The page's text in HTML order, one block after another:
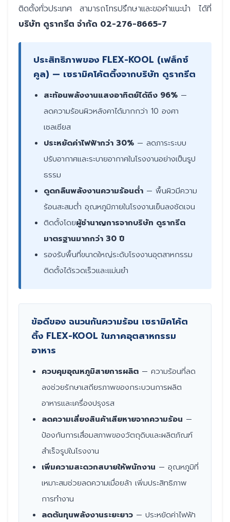
ติดตั้งทั่วประเทศ สามารถโทรปรึกษาและขอคำแนะนำ ได้ที่
บริษัท ดูรากรีต จำกัด 02-276-8665-7
ประสิทธิภาพของ FLEX-KOOL (เฟล็กซ์
คูล) — เซรามิคโค้ตติ้งจากบริษัท ดูรากรีต
สะท้อนพลังงานแสงอาทิตย์ได้ถึง 96% —
ลดความร้อนผิวหลังคาได้มากกว่า 10 องศา
เซลเซียส
ประหยัดค่าไฟฟ้ากว่า 30% — ลดภาระระบบ
ปรับอากาศและระบายอากาศในโรงงานอย่างเป็นรูป
ธรรม
ดูดกลืนพลังงานความร้อนต่ำ — พื้นผิวมีความ
ร้อนสะสมต่ำ อุณหภูมิภายในโรงงานเย็นลงชัดเจน
ติดตั้งโดยผู้ชำนาญการจากบริษัท ดูรากรีต
มาตรฐานมากกว่า 30 ปี
รองรับพื้นที่ขนาดใหญ่ระดับโรงงานอุตสาหกรรม
ติดตั้งได้รวดเร็วและแม่นยำ
ข้อดีของ ฉนวนกันความร้อน เซรามิคโค้ต
ติ้ง FLEX-KOOL ในภาคอุตสาหกรรม
อาหาร
ควบคุมอุณหภูมิสายการผลิต — ความร้อนที่ลด
ลงช่วยรักษาเสถียรภาพของกระบวนการผลิต
อาหารและเครื่องปรุงรส
ลดความเสี่ยงสินค้าเสียหายจากความร้อน —
ป้องกันการเสื่อมสภาพของวัตถุดิบและผลิตภัณฑ์
สำเร็จรูปในโรงงาน
เพิ่มความสะดวกสบายให้พนักงาน — อุณหภูมิที่
เหมาะสมช่วยลดความเมื่อยล้า เพิ่มประสิทธิภาพ
การทำงาน
ลดต้นทุนพลังงานระยะยาว — ประหยัดค่าไฟฟ้า